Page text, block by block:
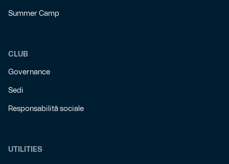
Summer Camp
CLUB
Governance
Sedi
Responsabilità sociale
UTILITIES